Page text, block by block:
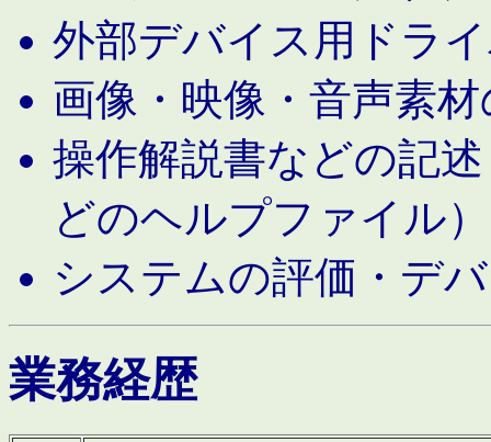
外部デバイス用ドラ
画像・映像・音声素
操作解説書などの記
どのヘルプファイル）
システムの評価・デ
業務経歴